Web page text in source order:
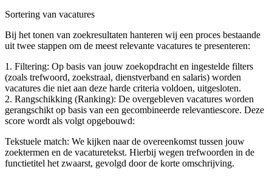
Sortering van vacatures
Bij het tonen van zoekresultaten hanteren wij een proces bestaande
uit twee stappen om de meest relevante vacatures te presenteren:
1. Filtering: Op basis van jouw zoekopdracht en ingestelde filters
(zoals trefwoord, zoekstraal, dienstverband en salaris) worden
vacatures die niet aan deze harde criteria voldoen, uitgesloten.
2. Rangschikking (Ranking): De overgebleven vacatures worden
gerangschikt op basis van een gecombineerde relevantiescore. Deze
score wordt als volgt opgebouwd:
Tekstuele match: We kijken naar de overeenkomst tussen jouw
zoektermen en de vacaturetekst. Hierbij wegen trefwoorden in de
functietitel het zwaarst, gevolgd door de korte omschrijving.